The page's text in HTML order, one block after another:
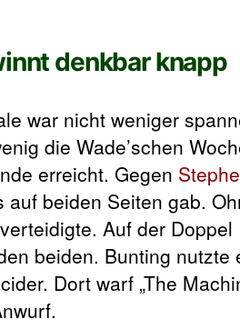
denkbar knapp
war nicht weniger
die Wade’schen
erreicht. Gegen
auf beiden Seiten gab.
Auf der
beiden. Bunting
Dort warf „The